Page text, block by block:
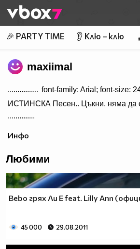
👾
🎉 PARTY TIME 👂 Клю – клю
maxiimal
................ font-family: Arial; font-size:
ИСТИНСКА Песен.. Цъкни, няма да
..............
Инфо
Любими
Bebo грях Ли Е feat. Lilly Ann
45 000 29.08.2011